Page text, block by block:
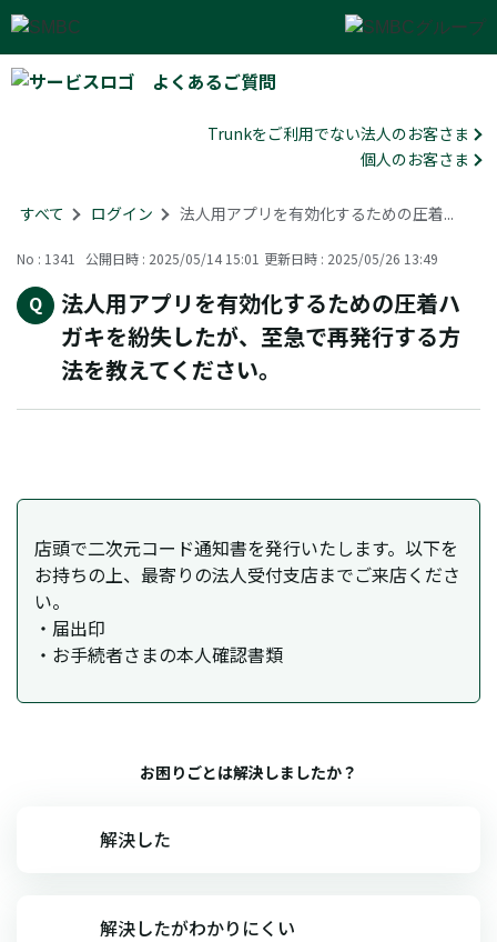
よくあるご質問
Trunkをご利用でない法人のお客さま
個人のお客さま
すべて > ログイン > 法人用アプリを有効化するための圧着...
No : 1341 公開日時 : 2025/05/14 15:01 更新日時 : 2025/05/26 13:49
法人用アプリを有効化するための圧着ハ
ガキを紛失したが、至急で再発行する方
法を教えてください。
店頭で二次元コード通知書を発行いたします。以下を
お持ちの上、最寄りの法人受付支店までご来店くださ
い。
・届出印
・お手続者さまの本人確認書類
お困りごとは解決しましたか？
解決した
解決したがわかりにくい